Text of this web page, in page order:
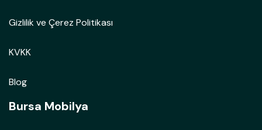
Gizlilik ve Çerez Politikası
KVKK
Blog
Bursa Mobilya